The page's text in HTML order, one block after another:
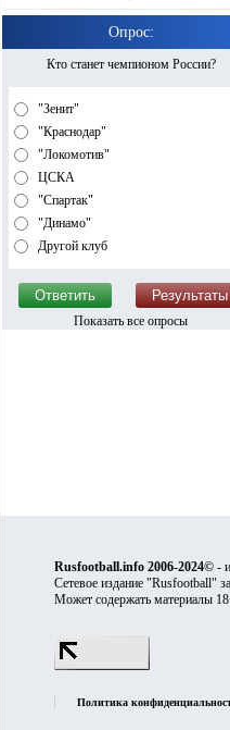
Опрос:
Кто станет чемпионом России?
"Зенит"
"Краснодар"
"Локомотив"
ЦСКА
"Спартак"
"Динамо"
Другой клуб
Показать все опросы
Rusfootball.info 2006-2024© -
Сетевое издание "Rusfootball"
Может содержать материалы
Политика